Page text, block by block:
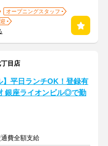
オープニングスタッフ
目店
】平日ランチOK！登録有
銀座ライオンビル◎で勤
費全額支給